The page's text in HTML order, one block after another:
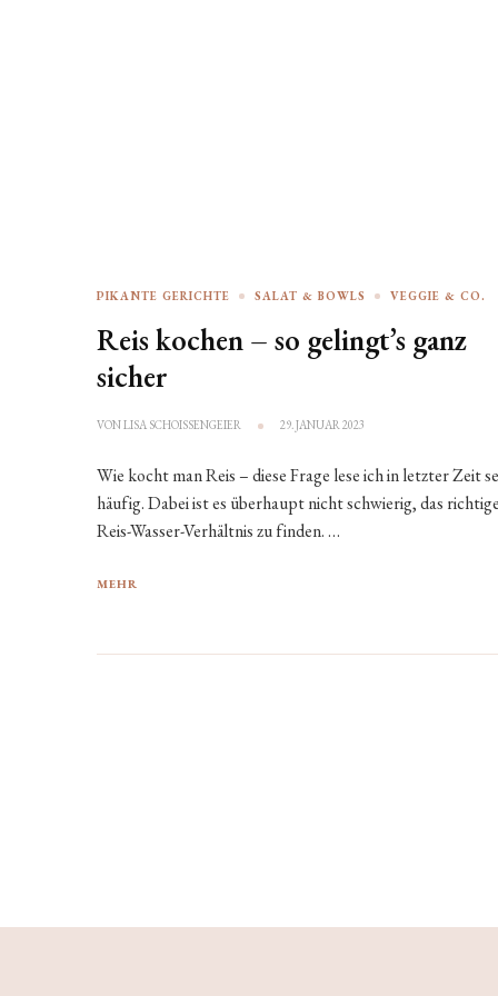
PIKANTE GERICHTE SALAT & BOWLS VEGGIE & CO.
Reis kochen – so gelingt’s ganz
sicher
VONLISA SCHOISSENGEIER 29. JANUAR 2023
Wie kocht man Reis – diese Frage lese ich in letzter Zeit
häufig. Dabei ist es überhaupt nicht schwierig, das
Reis-Wasser-Verhältnis zu finden. …
MEHR